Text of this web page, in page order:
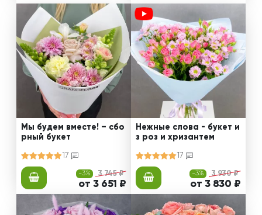
Мы будем вместе! – сбо
рный букет
17
-3% 3 745 ₽
от 3 651 ₽
Нежные слова - букет и
з роз и хризантем
17
-3% 3 930 ₽
от 3 830 ₽